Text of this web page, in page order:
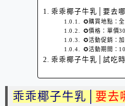
乖乖椰子牛乳│要去
✪購買地點：
✪價格：單價
✪活動促銷：
✪活動期間：
乖乖椰子牛乳│試吃
乖乖椰子牛乳│ 要去